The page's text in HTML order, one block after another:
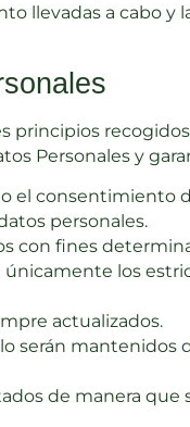
llevadas a cabo y
Personales y
el consentimiento
personales.
con fines
los
actualizados.
serán
de manera que